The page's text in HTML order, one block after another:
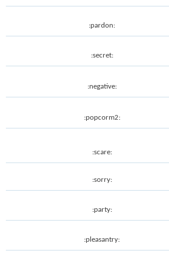
:pardon:
:secret:
:negative:
:popcorm2:
:scare:
:sorry:
:party:
:pleasantry: